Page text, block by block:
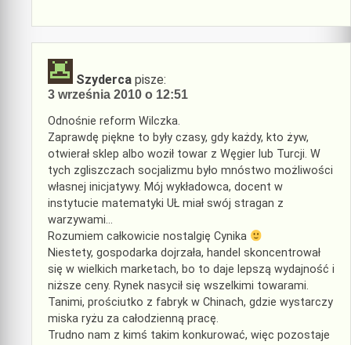
Szyderca pisze:
3 września 2010 o 12:51
Odnośnie reform Wilczka.
Zaprawdę piękne to były czasy, gdy każdy, kto żyw,
otwierał sklep albo woził towar z Węgier lub Turcji. W
tych zgliszczach socjalizmu było mnóstwo możliwości
własnej inicjatywy. Mój wykładowca, docent w
instytucie matematyki UŁ miał swój stragan z
warzywami…
Rozumiem całkowicie nostalgię Cynika
Niestety, gospodarka dojrzała, handel skoncentrował
się w wielkich marketach, bo to daje lepszą wydajność i
niższe ceny. Rynek nasycił się wszelkimi towarami.
Tanimi, prościutko z fabryk w Chinach, gdzie wystarczy
miska ryżu za całodzienną pracę.
Trudno nam z kimś takim konkurować, więc pozostaje